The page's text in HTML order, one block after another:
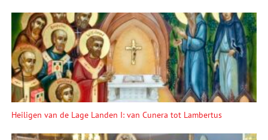
Heiligen van de Lage Landen I: van Cunera tot Lambertus